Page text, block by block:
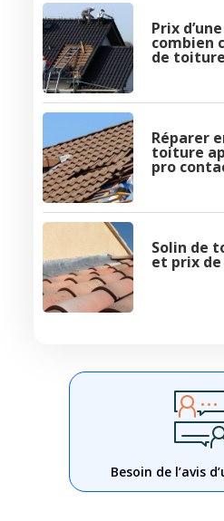
Prix
combien
de toiture
Réparer
toiture
pro
Solin de
et prix de
Besoin de l’avis